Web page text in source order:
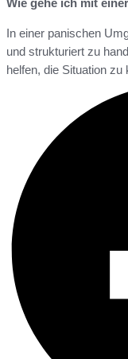
Wie gehe ich mit
In einer panischen
und strukturiert zu
helfen, die Situation